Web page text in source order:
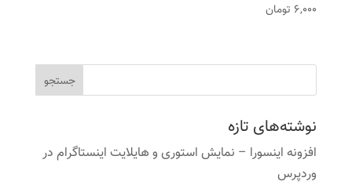
6,000 تومان
نوشته‌های تازه
افزونه اینسورا – نمایش استوری و هایلایت اینستاگرام در
وردپرس